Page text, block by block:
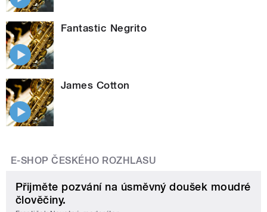
Fantastic Negrito
James Cotton
E-SHOP ČESKÉHO ROZHLASU
Přijměte pozvání na úsměvný doušek moudré
člověčiny.